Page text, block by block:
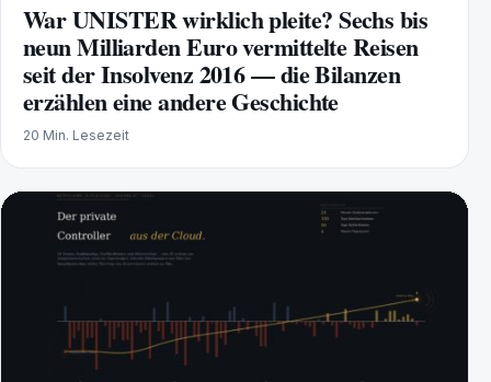
War UNISTER wirklich pleite? Sechs bis
neun Milliarden Euro vermittelte Reisen
seit der Insolvenz 2016 — die Bilanzen
erzählen eine andere Geschichte
20 Min. Lesezeit